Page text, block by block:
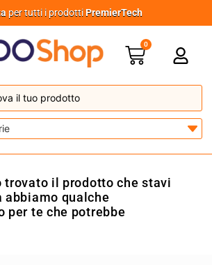
per tutti i prodottiPremierTech
0
trovato il prodotto che stavi
abbiamo qualche
per te che potrebbe